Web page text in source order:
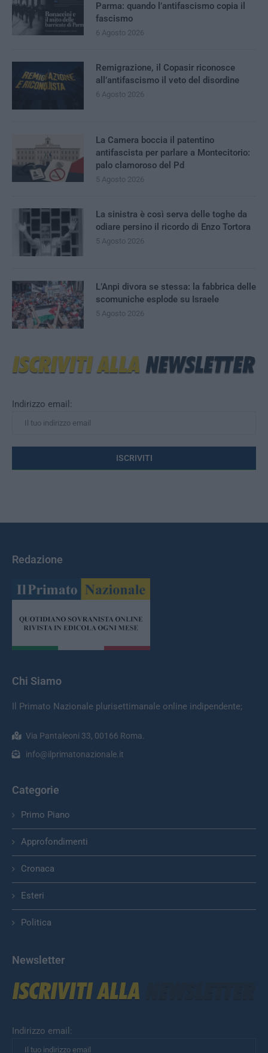
Indirizzo email:
Parma: quando l’antifascismo copia il
fascismo
6 Agosto 2026
Remigrazione, il Copasir riconosce
all’antifascismo il veto del disordine
6 Agosto 2026
La Camera boccia il patentino
antifascista per parlare a Montecitorio:
palo clamoroso del Pd
5 Agosto 2026
La sinistra è così serva delle toghe da
odiare persino il ricordo di Enzo Tortora
5 Agosto 2026
L’Anpi divora se stessa: la fabbrica delle
scomuniche esplode su Israele
5 Agosto 2026
Redazione
Chi Siamo
Il Primato Nazionale plurisettimanale online indipendente;
Via Pantaleoni 33, 00166 Roma.
info@ilprimatonazionale.it
Categorie
Primo Piano
Approfondimenti
Cronaca
Esteri
Politica
Newsletter
Indirizzo email: